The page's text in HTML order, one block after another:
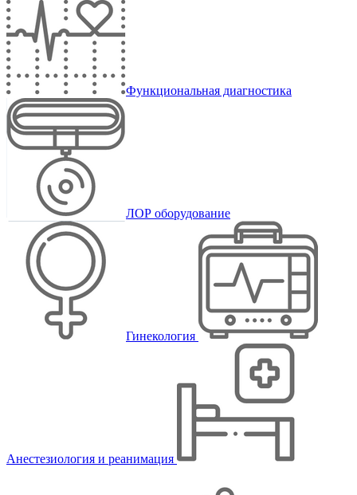
Функциональная диагностика
ЛОР оборудование
Гинекология
Анестезиология и реанимация